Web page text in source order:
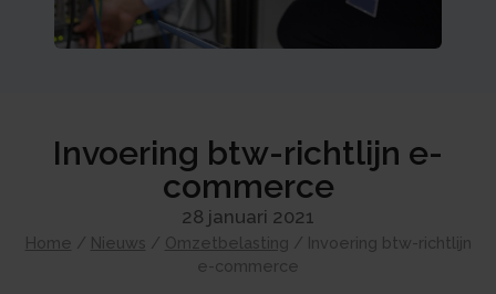
Invoering btw-richtlijn e-
commerce
28 januari 2021
Home / Nieuws / Omzetbelasting / Invoering btw-richtlijn
e-commerce